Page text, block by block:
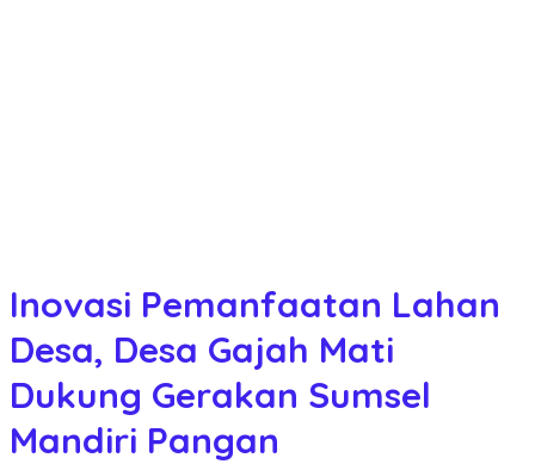
Inovasi Pemanfaatan Lahan
Desa, Desa Gajah Mati
Dukung Gerakan Sumsel
Mandiri Pangan